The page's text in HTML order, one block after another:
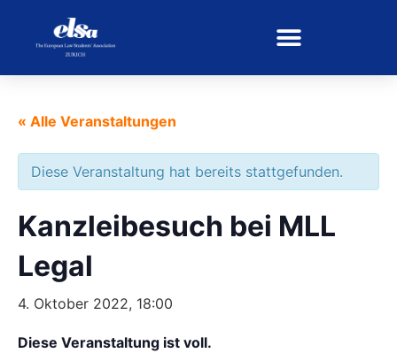
« Alle Veranstaltungen
Diese Veranstaltung hat bereits stattgefunden.
Kanzleibesuch bei MLL
Legal
4. Oktober 2022, 18:00
Diese Veranstaltung ist voll.